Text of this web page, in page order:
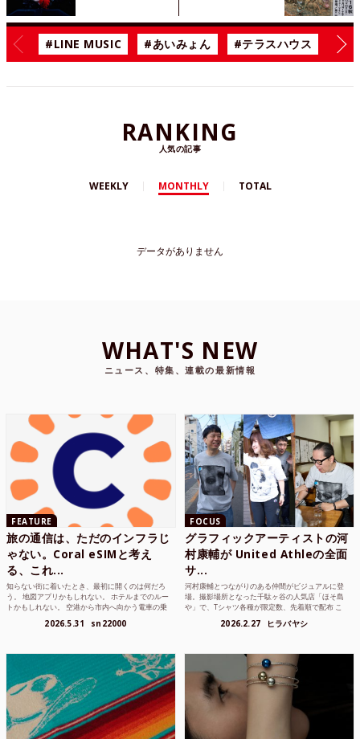
#LINE MUSIC #あいみょん #テラスハウス #
RANKING
人気の記事
WEEKLY MONTHLY TOTAL
データがありません
WHAT'S NEW
ニュース、特集、連載の最新情報
FEATURE
旅の通信は、ただのインフラじ
ゃない。Coral eSIMと考え
る、これ...
知らない街に着いたとき、最初に開くのは何だろ
う。 地図アプリかもしれない。 ホテルまでのルー
トかもしれない。 空港から市内へ向かう電車の乗
2026.5.31 sn22000
FOCUS
グラフィックアーティストの河
村康輔が United Athleの全面
サ...
河村康輔とつながりのある仲間がビジュアルに登
場。撮影場所となった千駄ヶ谷の人気店「ほそ島
や」で、Tシャツ各種が限定数、先着順で配布 こ
2026.2.27 ヒラバヤシ